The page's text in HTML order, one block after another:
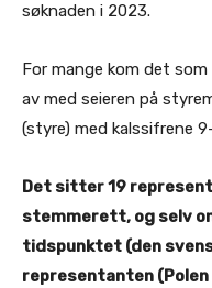
søknaden i 2023.
For mange kom det
av med seieren på
(styre) med kalssifrene
Det sitter 19
stemmerett, og selv
tidspunktet (den
representanten